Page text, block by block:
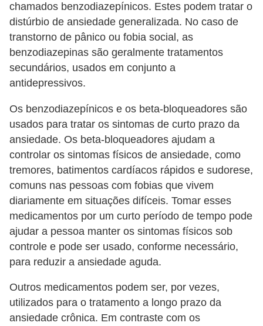
chamados benzodiazepínicos. Estes podem tratar o
distúrbio de ansiedade generalizada. No caso de
transtorno de pânico ou fobia social, as
benzodiazepinas são geralmente tratamentos
secundários, usados em conjunto a
antidepressivos.
Os benzodiazepínicos e os beta-bloqueadores são
usados para tratar os sintomas de curto prazo da
ansiedade. Os beta-bloqueadores ajudam a
controlar os sintomas físicos de ansiedade, como
tremores, batimentos cardíacos rápidos e sudorese,
comuns nas pessoas com fobias que vivem
diariamente em situações difíceis. Tomar esses
medicamentos por um curto período de tempo pode
ajudar a pessoa manter os sintomas físicos sob
controle e pode ser usado, conforme necessário,
para reduzir a ansiedade aguda.
Outros medicamentos podem ser, por vezes,
utilizados para o tratamento a longo prazo da
ansiedade crônica. Em contraste com os